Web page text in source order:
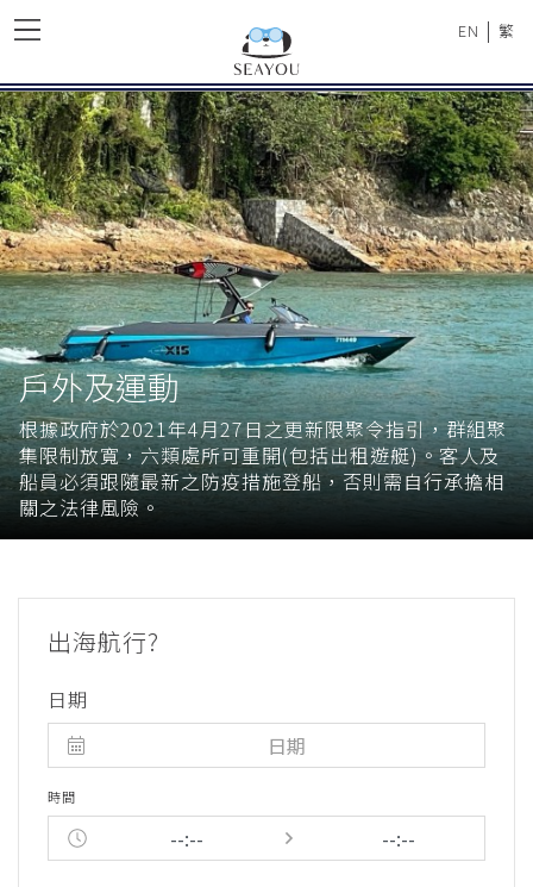
EN | 繁
戶外及運動
根據政府於2021年4月27日之更新限聚令指引，群組聚
集限制放寬，六類處所可重開(包括出租遊艇)。客人及
船員必須跟隨最新之防疫措施登船，否則需自行承擔相
關之法律風險。
出海航行?
日期
時間